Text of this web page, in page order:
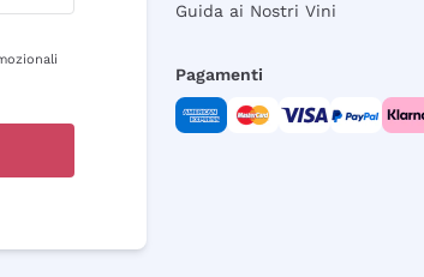
Guida ai Nostri Vini
Pagamenti